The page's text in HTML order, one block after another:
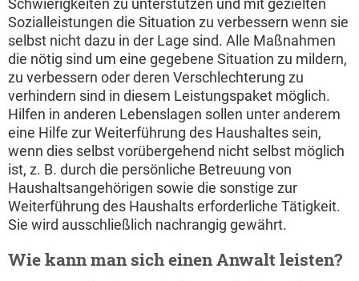
Schwierigkeiten zu unterstützen und mit gezielten
Sozialleistungen die Situation zu verbessern wenn sie
selbst nicht dazu in der Lage sind. Alle Maßnahmen
die nötig sind um eine gegebene Situation zu mildern,
zu verbessern oder deren Verschlechterung zu
verhindern sind in diesem Leistungspaket möglich.
Hilfen in anderen Lebenslagen sollen unter anderem
eine Hilfe zur Weiterführung des Haushaltes sein,
wenn dies selbst vorübergehend nicht selbst möglich
ist, z. B. durch die persönliche Betreuung von
Haushaltsangehörigen sowie die sonstige zur
Weiterführung des Haushalts erforderliche Tätigkeit.
Sie wird ausschließlich nachrangig gewährt.
Wie kann man sich einen Anwalt leisten?